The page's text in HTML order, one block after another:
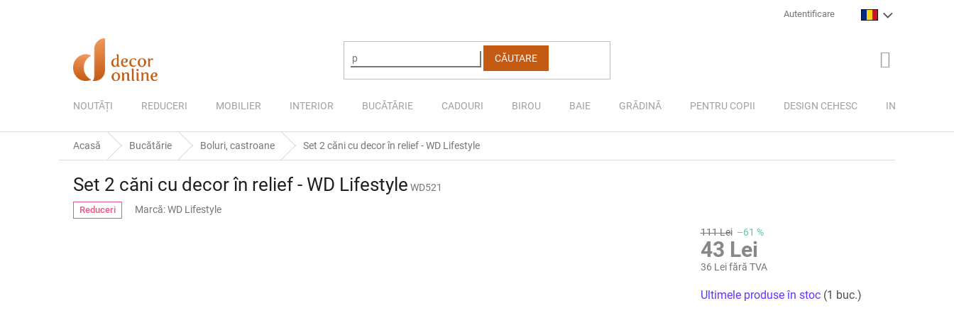
Autentificare
CĂUTARE
NOUTĂȚI REDUCERI MOBILIER INTERIOR BUCĂTĂRIE CADOURI BIROU BAIE GRĂDINĂ PENTRU COPII DESIGN CEHESC INSPIRAȚIE
Acasă Bucătărie Boluri, castroane Set 2 căni cu decor în relief - WD Lifestyle
Set 2 căni cu decor în relief - WD Lifestyle WD521
Reduceri Marcă:WD Lifestyle
111 Lei –61 %
43 Lei
36 Lei fără TVA
preţ:
Ultimele produse în stoc (1 buc.)